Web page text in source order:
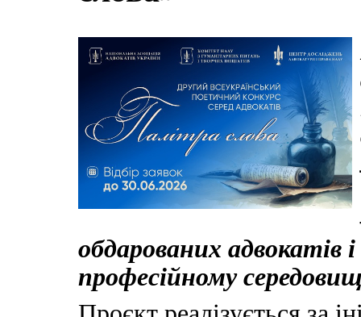
обдарованих адвокатів
професійному